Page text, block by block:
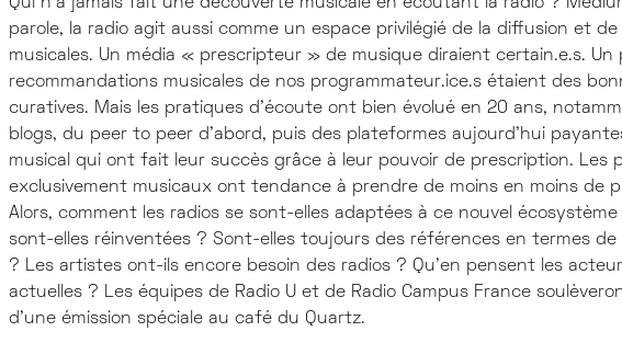
Qui n’a jamais fait une découverte musicale en écoutant la radio ?
parole, la radio agit aussi comme un espace privilégié de la diffusion et
musicales. Un média « prescripteur » de musique diraient certain.e.s. Un
recommandations musicales de nos programmateur.ice.s étaient des
curatives. Mais les pratiques d’écoute ont bien évolué en 20 ans,
blogs, du peer to peer d’abord, puis des plateformes aujourd’hui
musical qui ont fait leur succès grâce à leur pouvoir de prescription. Les
exclusivement musicaux ont tendance à prendre de moins en moins de
Alors, comment les radios se sont-elles adaptées à ce nouvel
sont-elles réinventées ? Sont-elles toujours des références en termes de
? Les artistes ont-ils encore besoin des radios ? Qu’en pensent les
actuelles ? Les équipes de Radio U et de Radio Campus France
d’une émission spéciale au café du Quartz.